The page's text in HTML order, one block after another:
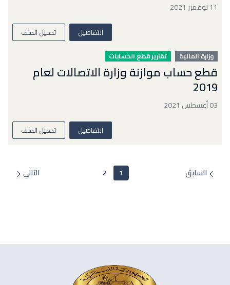
11 نوفمبر 2021
التفاصيل تحميل الملف
وزارة المالية تقارير قطع الحسابات
قطع حساب موازنة وزارة الاتصالات لعام
2019
03 أغسطس 2021
التفاصيل تحميل الملف
السابق 1
2 التالي